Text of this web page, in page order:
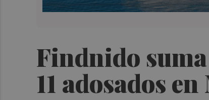
Findnido
11 adosados